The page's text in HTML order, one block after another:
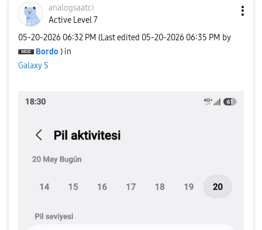
analogsaatci
Active Level 7
‎05-20-2026 06:32 PM (Last edited ‎05-20-2026 06:35 PM by
Bordo ) in
Galaxy S